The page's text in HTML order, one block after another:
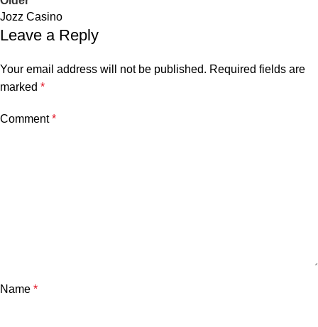
Jozz Casino
Leave a Reply
Your email address will not be published. Required fields are
marked *
Comment*
Name *